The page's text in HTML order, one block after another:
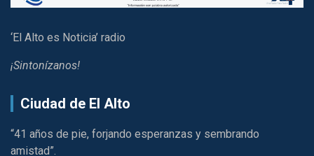
‘El Alto es Noticia’ radio
¡Sintonízanos!
Ciudad de El Alto
“41 años de pie, forjando esperanzas y sembrando
amistad”.